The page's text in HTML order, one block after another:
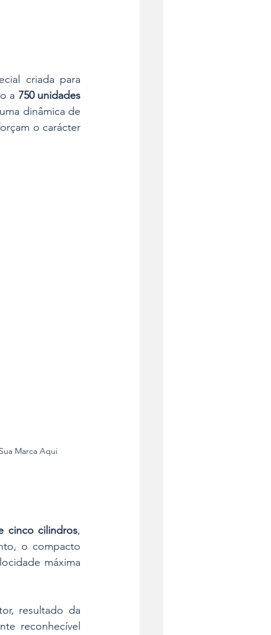
criada para
a 750 unidades
dinâmica de
o carácter
Marca Aqui
cinco cilindros,
o compacto
máxima
resultado da
reconhecível